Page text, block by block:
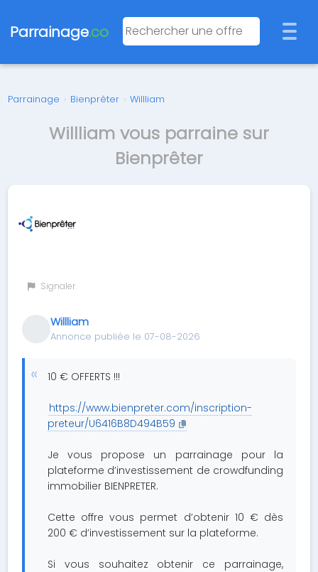
Parrainage.co
Parrainage › Bienprêter › Willliam
Willliam vous parraine sur
Bienprêter
Signaler
Willliam
Annonce publiée le 07-08-2026
10 € OFFERTS !!!
https://www.bienpreter.com/inscription-
preteur/U6416B8D494B59
Je vous propose un parrainage pour la
plateforme d’investissement de crowdfunding
immobilier BIENPRETER.
Cette offre vous permet d’obtenir 10 € dès
200 € d’investissement sur la plateforme.
Si vous souhaitez obtenir ce parrainage,